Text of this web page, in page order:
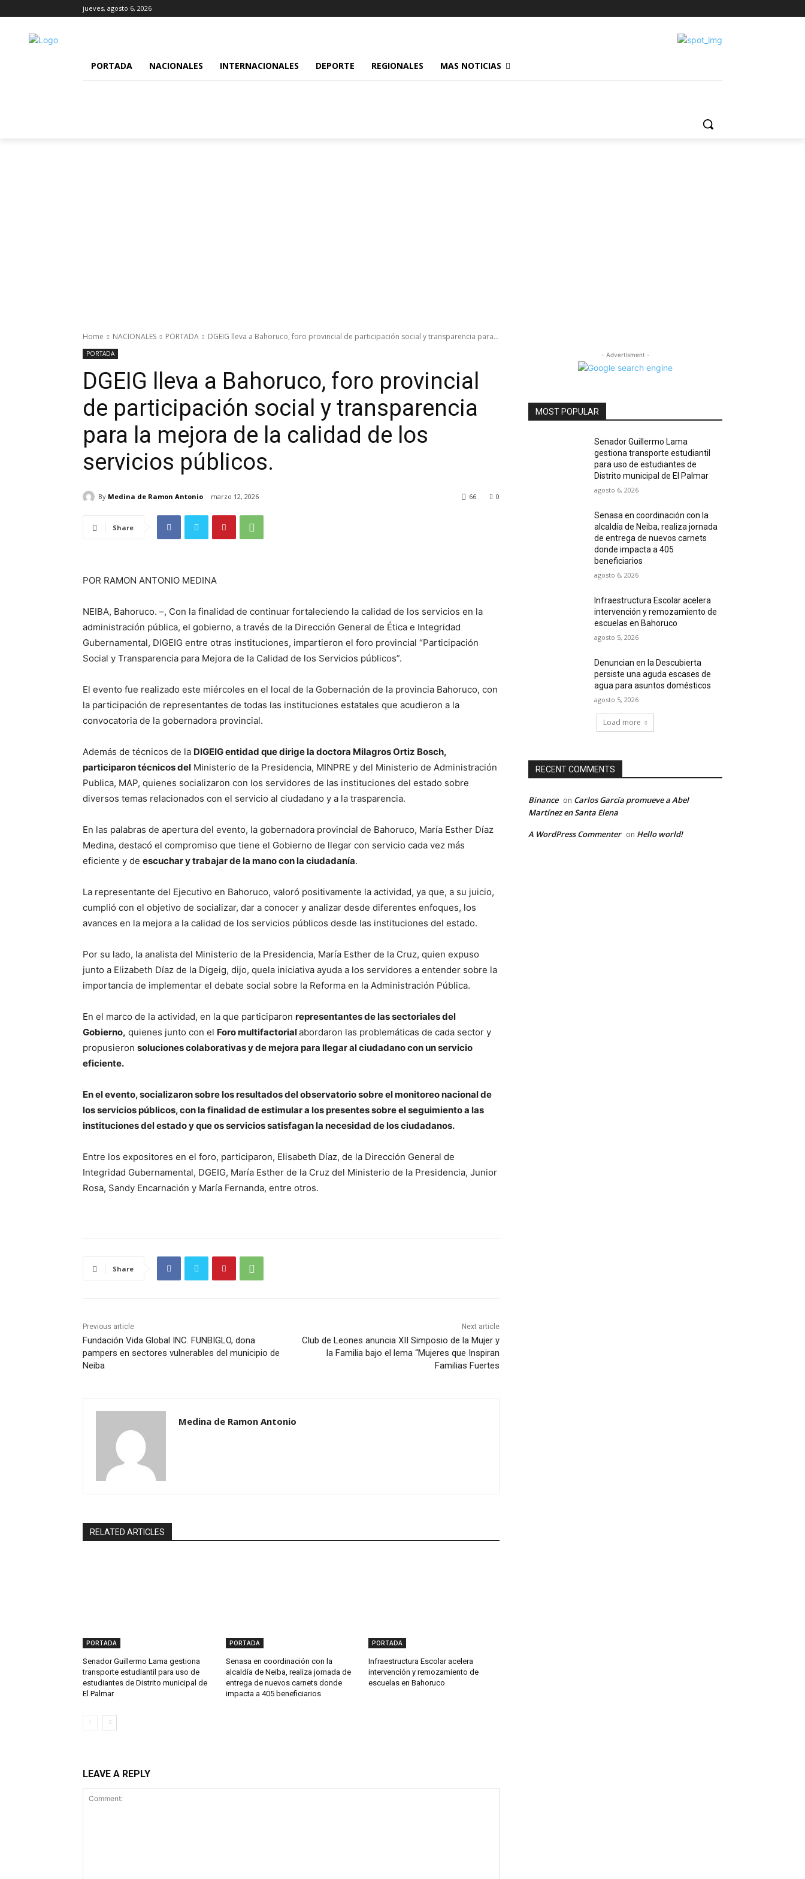
jueves, agosto 6, 2026
PORTADA NACIONALES INTERNACIONALES DEPORTE REGIONALES MAS NOTICIAS
Home NACIONALES PORTADA DGEIG lleva a Bahoruco, foro provincial de participación social y transparencia para...
PORTADA
DGEIG lleva a Bahoruco, foro provincial
de participación social y transparencia
para la mejora de la calidad de los
servicios públicos.
By Medina de Ramon Antonio marzo 12, 2026 0
66
Share
POR RAMON ANTONIO MEDINA
NEIBA, Bahoruco. –, Con la finalidad de continuar fortaleciendo la calidad de los servicios en la
administración pública, el gobierno, a través de la Dirección General de Ética e Integridad
Gubernamental, DIGEIG entre otras instituciones, impartieron el foro provincial “Participación
Social y Transparencia para Mejora de la Calidad de los Servicios públicos”.
El evento fue realizado este miércoles en el local de la Gobernación de la provincia Bahoruco, con
la participación de representantes de todas las instituciones estatales que acudieron a la
convocatoria de la gobernadora provincial.
Además de técnicos de la DIGEIG entidad que dirige la doctora Milagros Ortiz Bosch,
participaron técnicos del Ministerio de la Presidencia, MINPRE y del Ministerio de Administración
Publica, MAP, quienes socializaron con los servidores de las instituciones del estado sobre
diversos temas relacionados con el servicio al ciudadano y a la trasparencia.
En las palabras de apertura del evento, la gobernadora provincial de Bahoruco, María Esther Díaz
Medina, destacó el compromiso que tiene el Gobierno de llegar con servicio cada vez más
eficiente y de escuchar y trabajar de la mano con la ciudadanía.
La representante del Ejecutivo en Bahoruco, valoró positivamente la actividad, ya que, a su juicio,
cumplió con el objetivo de socializar, dar a conocer y analizar desde diferentes enfoques, los
avances en la mejora a la calidad de los servicios públicos desde las instituciones del estado.
Por su lado, la analista del Ministerio de la Presidencia, María Esther de la Cruz, quien expuso
junto a Elizabeth Díaz de la Digeig, dijo, quela iniciativa ayuda a los servidores a entender sobre la
importancia de implementar el debate social sobre la Reforma en la Administración Pública.
En el marco de la actividad, en la que participaron representantes de las sectoriales del
Gobierno, quienes junto con el Foro multifactorialabordaron las problemáticas de cada sector y
propusieron soluciones colaborativas y de mejora para llegar al ciudadano con un servicio
eficiente.
En el evento, socializaron sobre los resultados del observatorio sobre el monitoreo nacional de
los servicios públicos, con la finalidad de estimular a los presentes sobre el seguimiento a las
instituciones del estado y que os servicios satisfagan la necesidad de los ciudadanos.
Entre los expositores en el foro, participaron, Elisabeth Díaz, de la Dirección General de
Integridad Gubernamental, DGEIG, María Esther de la Cruz del Ministerio de la Presidencia, Junior
Rosa, Sandy Encarnación y María Fernanda, entre otros.
Share
Previous article
Fundación Vida Global INC. FUNBIGLO, dona
pampers en sectores vulnerables del municipio de
Neiba
Next article
Club de Leones anuncia XII Simposio de la Mujer y
la Familia bajo el lema “Mujeres que Inspiran
Familias Fuertes
Medina de Ramon Antonio
RELATED ARTICLES
PORTADA
Senador Guillermo Lama gestiona
transporte estudiantil para uso de
estudiantes de Distrito municipal de
El Palmar
PORTADA
Senasa en coordinación con la
alcaldía de Neiba, realiza jornada de
entrega de nuevos carnets donde
impacta a 405 beneficiarios
PORTADA
Infraestructura Escolar acelera
intervención y remozamiento de
escuelas en Bahoruco
LEAVE A REPLY
- Advertisment -
MOST POPULAR
Senador Guillermo Lama
gestiona transporte estudiantil
para uso de estudiantes de
Distrito municipal de El Palmar
agosto 6, 2026
Senasa en coordinación con la
alcaldía de Neiba, realiza jornada
de entrega de nuevos carnets
donde impacta a 405
beneficiarios
agosto 6, 2026
Infraestructura Escolar acelera
intervención y remozamiento de
escuelas en Bahoruco
agosto 5, 2026
Denuncian en la Descubierta
persiste una aguda escases de
agua para asuntos domésticos
agosto 5, 2026
Load more
RECENT COMMENTS
Binance on Carlos García promueve a Abel
Martínez en Santa Elena
A WordPress Commenter on Hello world!